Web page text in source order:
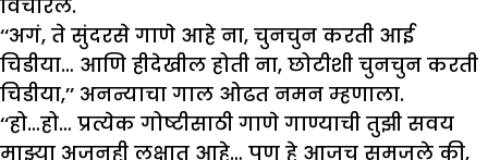
विचारले.
‘‘अगं, ते सुंदरसे गाणे आहे ना, चुनचुन करती आई
चिडीया… आणि हीदेखील होती ना, छोटीशी चुनचुन करती
चिडीया,’’ अनन्याचा गाल ओढत नमन म्हणाला.
‘‘हो…हो… प्रत्येक गोष्टीसाठी गाणे गाण्याची तुझी सवय
माझ्या अजूनही लक्षात आहे… पण हे आजच समजले की,